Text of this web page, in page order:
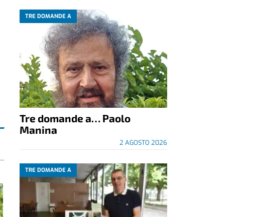
TRE DOMANDE A
Tre domande a… Paolo
Manina
2 AGOSTO 2026
TRE DOMANDE A